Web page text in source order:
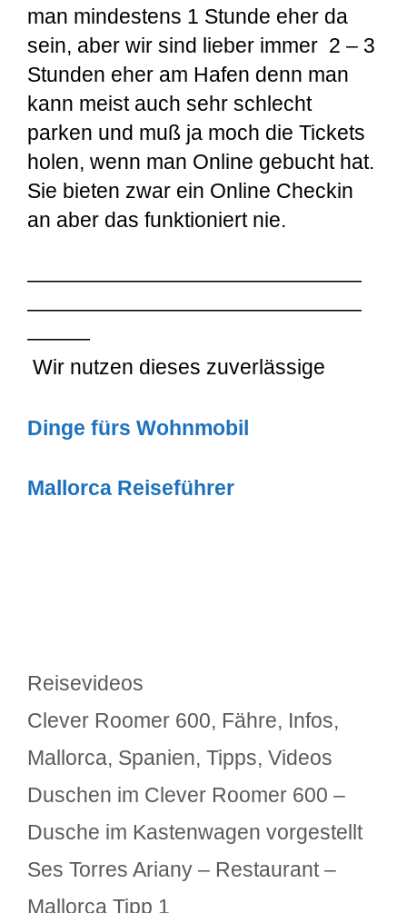
man mindestens 1 Stunde eher da
sein, aber wir sind lieber immer 2 – 3
Stunden eher am Hafen denn man
kann meist auch sehr schlecht
parken und muß ja moch die Tickets
holen, wenn man Online gebucht hat.
Sie bieten zwar ein Online Checkin
an aber das funktioniert nie.
————————————————
————————————————
———
Wir nutzen dieses zuverlässige
Dinge fürs Wohnmobil
Mallorca Reiseführer
Kategorien
Reisevideos
Schlagwörter
Clever Roomer 600, Fähre, Infos,
Mallorca, Spanien, Tipps, Videos
Duschen im Clever Roomer 600 –
Dusche im Kastenwagen vorgestellt
Ses Torres Ariany – Restaurant –
Mallorca Tipp 1